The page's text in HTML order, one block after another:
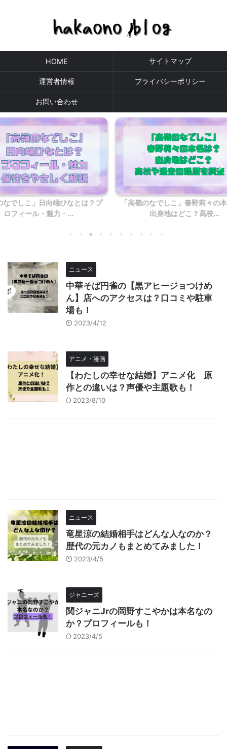
HOME サイトマップ
運営者情報 プライバシーポリシー
お問い合わせ
は？プ
「高嶺のなでしこ」春野莉々の本名は？
「高嶺の
ニュース
中華そば円雀の【黒アヒージョつけめ
ん】店へのアクセスは？口コミや駐車
場も！
2023/4/12
アニメ・漫画
【わたしの幸せな結婚】アニメ化 原
作との違いは？声優や主題歌も！
2023/8/10
ニュース
竜星涼の結婚相手はどんな人なのか？
歴代の元カノもまとめてみました！
2023/4/5
ジャニーズ
関ジャニJrの岡野すこやかは本名なの
か？プロフィールも！
2023/4/5